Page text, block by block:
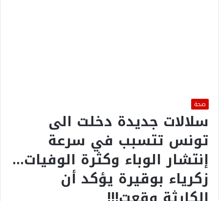
صحة
سلالات جديدة دخلت الى
تونس تتسبب في سرعة
إنتشار الوباء وكثرة الوفيات…
زكرياء بوقيرة يؤكد أن